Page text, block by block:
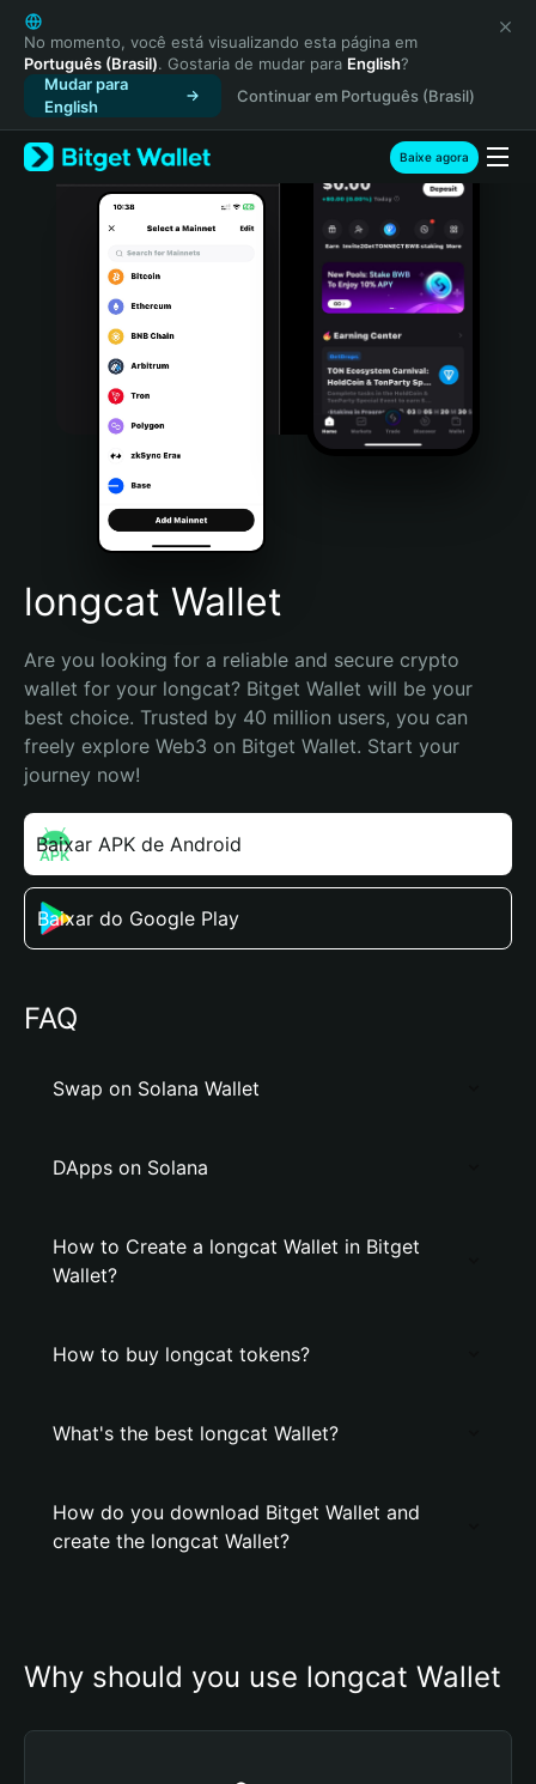
English
日本語
Tiếng Việt
Русский
Español (Latinoamérica)
Türkçe
Italiano
Português (Portugal)
Bahasa Indonesia
Português (Brasil)
Español (Argentina)
No momento, você está visualizando esta página em
Português (Brasil). Gostaria de mudar para English?
Mudar para
English
Continuar em Português (Brasil)
Baixe agora
longcat Wallet
Are you looking for a reliable and secure crypto
wallet for your longcat? Bitget Wallet will be your
best choice. Trusted by 40 million users, you can
freely explore Web3 on Bitget Wallet. Start your
journey now!
Baixar APK de Android
Baixar do Google Play
FAQ
Swap on Solana Wallet
DApps on Solana
How to Create a longcat Wallet in Bitget
Wallet?
How to buy longcat tokens?
What's the best longcat Wallet?
How do you download Bitget Wallet and
create the longcat Wallet?
Why should you use longcat Wallet